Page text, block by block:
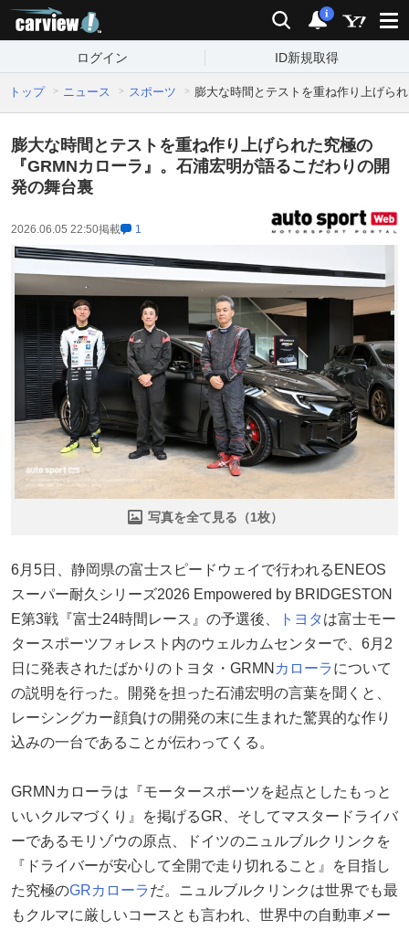
検索 通知
i
ログイン ID新規取得
トップ ニュース スポーツ 膨大な時間とテストを重ね作り上げら
膨大な時間とテストを重ね作り上げられた究極の
『GRMNカローラ』。石浦宏明が語るこだわりの開
発の舞台裏
2026.06.05 22:50掲載 1
写真を全て見る（1枚）
6月5日、静岡県の富士スピードウェイで行われるENEOS
スーパー耐久シリーズ2026 Empowered by BRIDGESTON
E第3戦『富士24時間レース』の予選後、
トヨタ は富士モー
タースポーツフォレスト内のウェルカムセンターで、6月2
日に発表されたばかりのトヨタ・GRMN カローラについて
の説明を行った。開発を担った石浦宏明の言葉を聞くと、
レーシングカー顔負けの開発の末に生まれた驚異的な作り
込みの一台であることが伝わってくる。
GRMNカローラは『モータースポーツを起点としたもっと
いいクルマづくり』を掲げるGR、そしてマスタードライバ
ーであるモリゾウの原点、ドイツのニュルブルクリンクを
『ドライバーが安心して全開で走り切れること』を目指し
た究極のGRカローラだ。ニュルブルクリンクは世界でも最
もクルマに厳しいコースとも言われ、世界中の自動車メー